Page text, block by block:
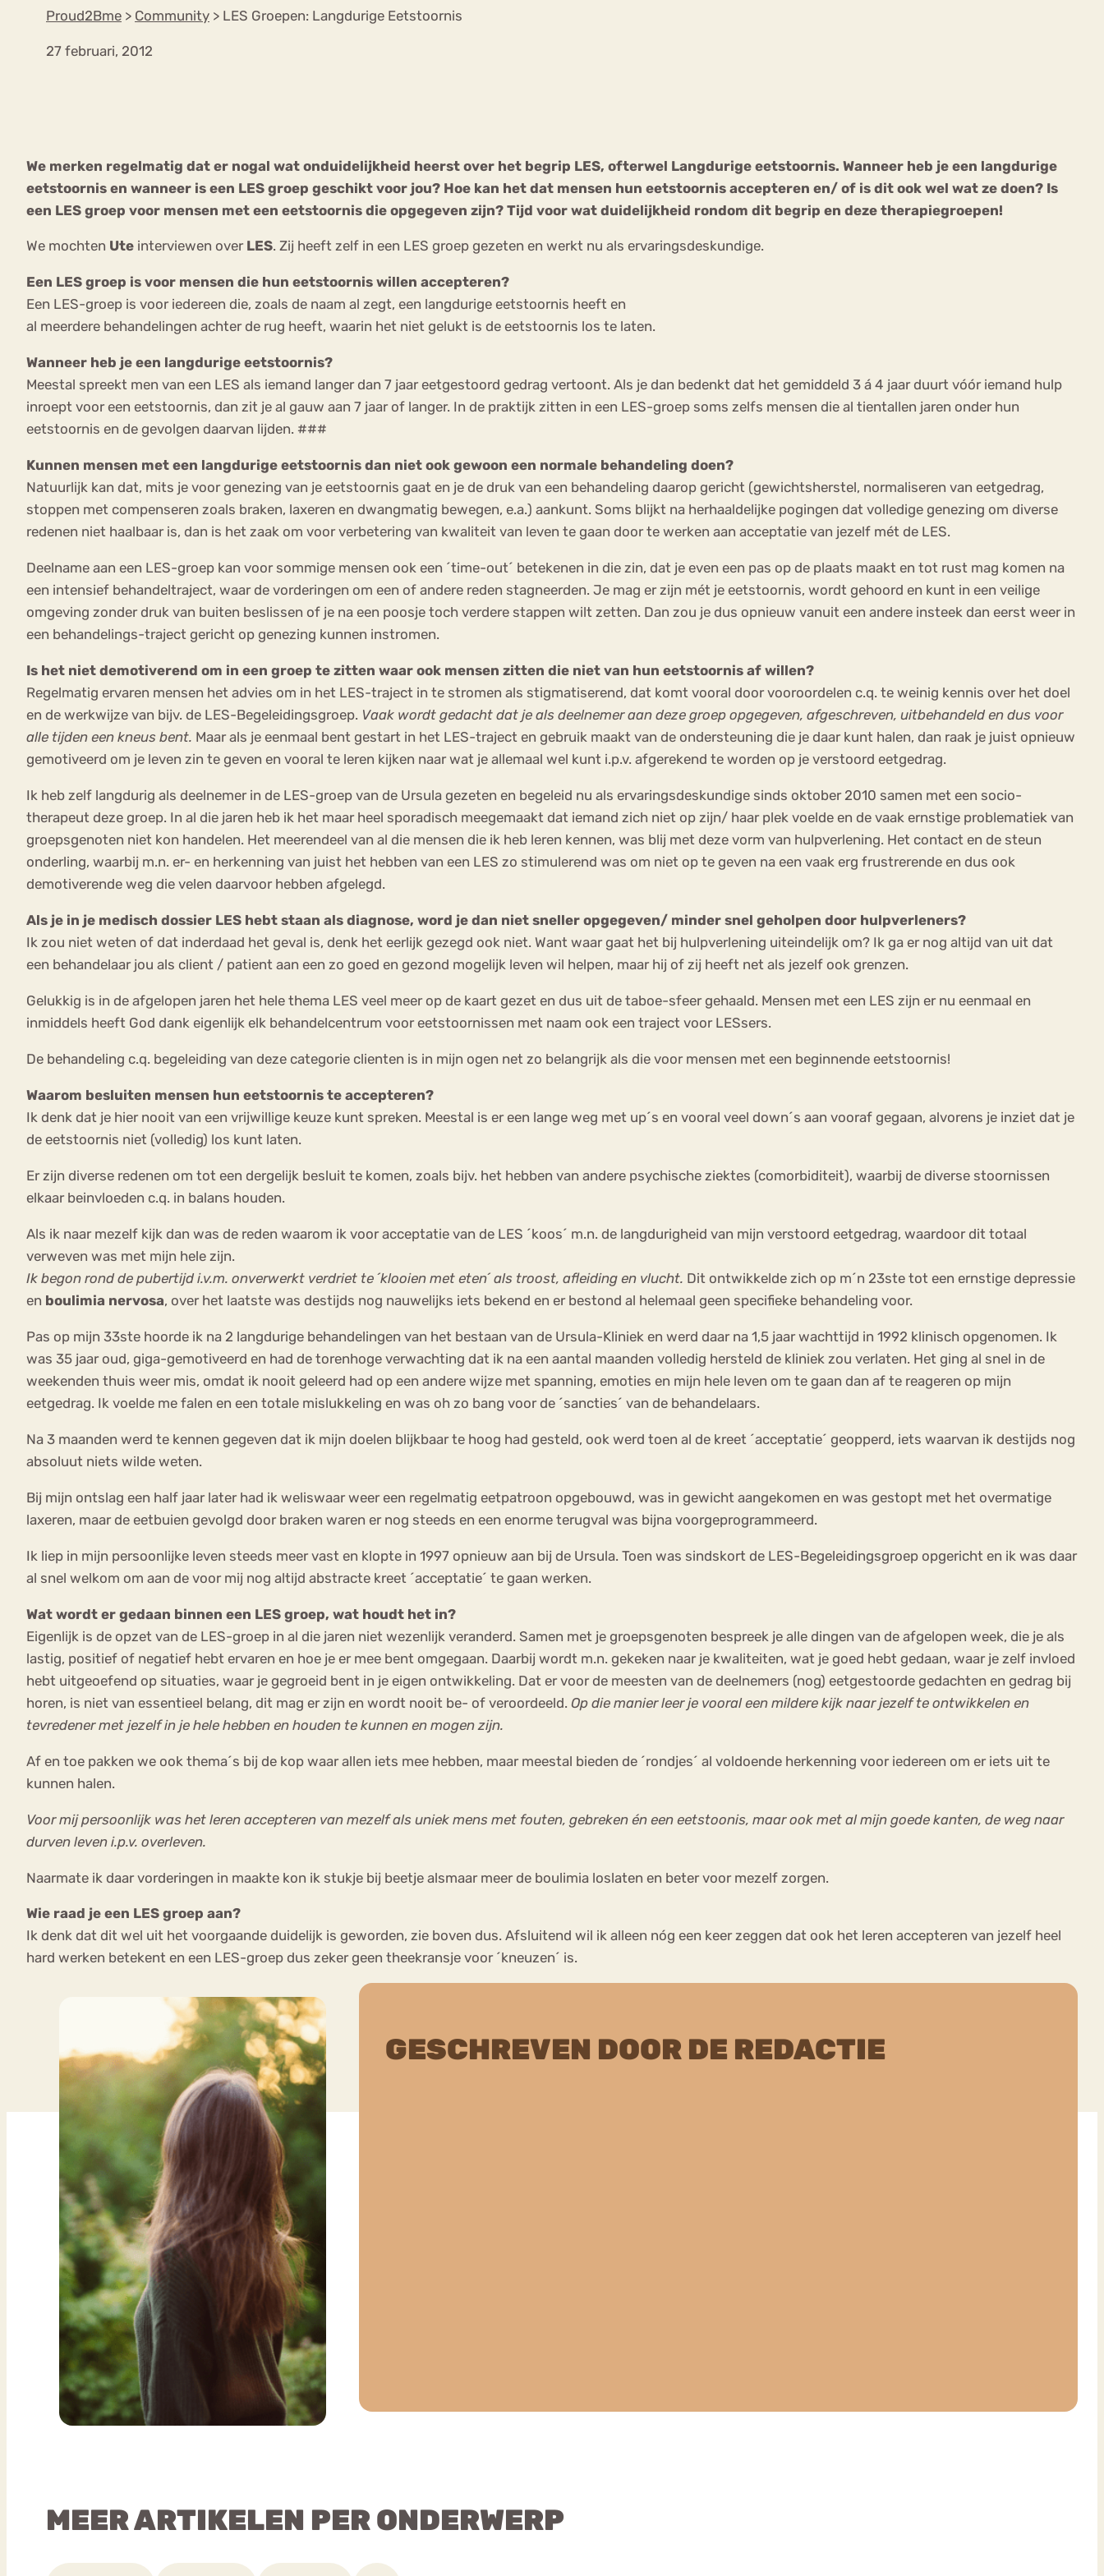
Proud2Bme > Community > LES Groepen: Langdurige Eetstoornis
27 februari, 2012
We merken regelmatig dat er nogal wat onduidelijkheid heerst over het begrip LES, ofterwel Langdurige eetstoornis. Wanneer heb je een langdurige
eetstoornis en wanneer is een LES groep geschikt voor jou? Hoe kan het dat mensen hun eetstoornis accepteren en/ of is dit ook wel wat ze doen? Is
een LES groep voor mensen met een eetstoornis die opgegeven zijn? Tijd voor wat duidelijkheid rondom dit begrip en deze therapiegroepen!
We mochten Ute interviewen over LES. Zij heeft zelf in een LES groep gezeten en werkt nu als ervaringsdeskundige.
Een LES groep is voor mensen die hun eetstoornis willen accepteren?
Een LES-groep is voor iedereen die, zoals de naam al zegt, een langdurige eetstoornis heeft en
al meerdere behandelingen achter de rug heeft, waarin het niet gelukt is de eetstoornis los te laten.
Wanneer heb je een langdurige eetstoornis?
Meestal spreekt men van een LES als iemand langer dan 7 jaar eetgestoord gedrag vertoont. Als je dan bedenkt dat het gemiddeld 3 á 4 jaar duurt vóór iemand hulp
inroept voor een eetstoornis, dan zit je al gauw aan 7 jaar of langer. In de praktijk zitten in een LES-groep soms zelfs mensen die al tientallen jaren onder hun
eetstoornis en de gevolgen daarvan lijden. ###
Kunnen mensen met een langdurige eetstoornis dan niet ook gewoon een normale behandeling doen?
Natuurlijk kan dat, mits je voor genezing van je eetstoornis gaat en je de druk van een behandeling daarop gericht (gewichtsherstel, normaliseren van eetgedrag,
stoppen met compenseren zoals braken, laxeren en dwangmatig bewegen, e.a.) aankunt. Soms blijkt na herhaaldelijke pogingen dat volledige genezing om diverse
redenen niet haalbaar is, dan is het zaak om voor verbetering van kwaliteit van leven te gaan door te werken aan acceptatie van jezelf mét de LES.
Deelname aan een LES-groep kan voor sommige mensen ook een ´time-out´ betekenen in die zin, dat je even een pas op de plaats maakt en tot rust mag komen na
een intensief behandeltraject, waar de vorderingen om een of andere reden stagneerden. Je mag er zijn mét je eetstoornis, wordt gehoord en kunt in een veilige
omgeving zonder druk van buiten beslissen of je na een poosje toch verdere stappen wilt zetten. Dan zou je dus opnieuw vanuit een andere insteek dan eerst weer in
een behandelings-traject gericht op genezing kunnen instromen.
Is het niet demotiverend om in een groep te zitten waar ook mensen zitten die niet van hun eetstoornis af willen?
Regelmatig ervaren mensen het advies om in het LES-traject in te stromen als stigmatiserend, dat komt vooral door vooroordelen c.q. te weinig kennis over het doel
en de werkwijze van bijv. de LES-Begeleidingsgroep. Vaak wordt gedacht dat je als deelnemer aan deze groep opgegeven, afgeschreven, uitbehandeld en dus voor
alle tijden een kneus bent. Maar als je eenmaal bent gestart in het LES-traject en gebruik maakt van de ondersteuning die je daar kunt halen, dan raak je juist opnieuw
gemotiveerd om je leven zin te geven en vooral te leren kijken naar wat je allemaal wel kunt i.p.v. afgerekend te worden op je verstoord eetgedrag.
Ik heb zelf langdurig als deelnemer in de LES-groep van de Ursula gezeten en begeleid nu als ervaringsdeskundige sinds oktober 2010 samen met een socio-
therapeut deze groep. In al die jaren heb ik het maar heel sporadisch meegemaakt dat iemand zich niet op zijn/ haar plek voelde en de vaak ernstige problematiek van
groepsgenoten niet kon handelen. Het meerendeel van al die mensen die ik heb leren kennen, was blij met deze vorm van hulpverlening. Het contact en de steun
onderling, waarbij m.n. er- en herkenning van juist het hebben van een LES zo stimulerend was om niet op te geven na een vaak erg frustrerende en dus ook
demotiverende weg die velen daarvoor hebben afgelegd.
Als je in je medisch dossier LES hebt staan als diagnose, word je dan niet sneller opgegeven/ minder snel geholpen door hulpverleners?
Ik zou niet weten of dat inderdaad het geval is, denk het eerlijk gezegd ook niet. Want waar gaat het bij hulpverlening uiteindelijk om? Ik ga er nog altijd van uit dat
een behandelaar jou als client / patient aan een zo goed en gezond mogelijk leven wil helpen, maar hij of zij heeft net als jezelf ook grenzen.
Gelukkig is in de afgelopen jaren het hele thema LES veel meer op de kaart gezet en dus uit de taboe-sfeer gehaald. Mensen met een LES zijn er nu eenmaal en
inmiddels heeft God dank eigenlijk elk behandelcentrum voor eetstoornissen met naam ook een traject voor LESsers.
De behandeling c.q. begeleiding van deze categorie clienten is in mijn ogen net zo belangrijk als die voor mensen met een beginnende eetstoornis!
Waarom besluiten mensen hun eetstoornis te accepteren?
Ik denk dat je hier nooit van een vrijwillige keuze kunt spreken. Meestal is er een lange weg met up´s en vooral veel down´s aan vooraf gegaan, alvorens je inziet dat je
de eetstoornis niet (volledig) los kunt laten.
Er zijn diverse redenen om tot een dergelijk besluit te komen, zoals bijv. het hebben van andere psychische ziektes (comorbiditeit), waarbij de diverse stoornissen
elkaar beinvloeden c.q. in balans houden.
Als ik naar mezelf kijk dan was de reden waarom ik voor acceptatie van de LES ´koos´ m.n. de langdurigheid van mijn verstoord eetgedrag, waardoor dit totaal
verweven was met mijn hele zijn.
Ik begon rond de pubertijd i.v.m. onverwerkt verdriet te ´klooien met eten´ als troost, afleiding en vlucht. Dit ontwikkelde zich op m´n 23ste tot een ernstige depressie
en boulimia nervosa, over het laatste was destijds nog nauwelijks iets bekend en er bestond al helemaal geen specifieke behandeling voor.
Pas op mijn 33ste hoorde ik na 2 langdurige behandelingen van het bestaan van de Ursula-Kliniek en werd daar na 1,5 jaar wachttijd in 1992 klinisch opgenomen. Ik
was 35 jaar oud, giga-gemotiveerd en had de torenhoge verwachting dat ik na een aantal maanden volledig hersteld de kliniek zou verlaten. Het ging al snel in de
weekenden thuis weer mis, omdat ik nooit geleerd had op een andere wijze met spanning, emoties en mijn hele leven om te gaan dan af te reageren op mijn
eetgedrag. Ik voelde me falen en een totale mislukkeling en was oh zo bang voor de ´sancties´ van de behandelaars.
Na 3 maanden werd te kennen gegeven dat ik mijn doelen blijkbaar te hoog had gesteld, ook werd toen al de kreet ´acceptatie´ geopperd, iets waarvan ik destijds nog
absoluut niets wilde weten.
Bij mijn ontslag een half jaar later had ik weliswaar weer een regelmatig eetpatroon opgebouwd, was in gewicht aangekomen en was gestopt met het overmatige
laxeren, maar de eetbuien gevolgd door braken waren er nog steeds en een enorme terugval was bijna voorgeprogrammeerd.
Ik liep in mijn persoonlijke leven steeds meer vast en klopte in 1997 opnieuw aan bij de Ursula. Toen was sindskort de LES-Begeleidingsgroep opgericht en ik was daar
al snel welkom om aan de voor mij nog altijd abstracte kreet ´acceptatie´ te gaan werken.
Wat wordt er gedaan binnen een LES groep, wat houdt het in?
Eigenlijk is de opzet van de LES-groep in al die jaren niet wezenlijk veranderd. Samen met je groepsgenoten bespreek je alle dingen van de afgelopen week, die je als
lastig, positief of negatief hebt ervaren en hoe je er mee bent omgegaan. Daarbij wordt m.n. gekeken naar je kwaliteiten, wat je goed hebt gedaan, waar je zelf invloed
hebt uitgeoefend op situaties, waar je gegroeid bent in je eigen ontwikkeling. Dat er voor de meesten van de deelnemers (nog) eetgestoorde gedachten en gedrag bij
horen, is niet van essentieel belang, dit mag er zijn en wordt nooit be- of veroordeeld. Op die manier leer je vooral een mildere kijk naar jezelf te ontwikkelen en
tevredener met jezelf in je hele hebben en houden te kunnen en mogen zijn.
Af en toe pakken we ook thema´s bij de kop waar allen iets mee hebben, maar meestal bieden de ´rondjes´ al voldoende herkenning voor iedereen om er iets uit te
kunnen halen.
Voor mij persoonlijk was het leren accepteren van mezelf als uniek mens met fouten, gebreken én een eetstoonis, maar ook met al mijn goede kanten, de weg naar
durven leven i.p.v. overleven.
Naarmate ik daar vorderingen in maakte kon ik stukje bij beetje alsmaar meer de boulimia loslaten en beter voor mezelf zorgen.
Wie raad je een LES groep aan?
Ik denk dat dit wel uit het voorgaande duidelijk is geworden, zie boven dus. Afsluitend wil ik alleen nóg een keer zeggen dat ook het leren accepteren van jezelf heel
hard werken betekent en een LES-groep dus zeker geen theekransje voor ´kneuzen´ is.
GESCHREVEN DOOR DE REDACTIE
MEER ARTIKELEN PER ONDERWERP
Orthorexia
Afvallen Angst